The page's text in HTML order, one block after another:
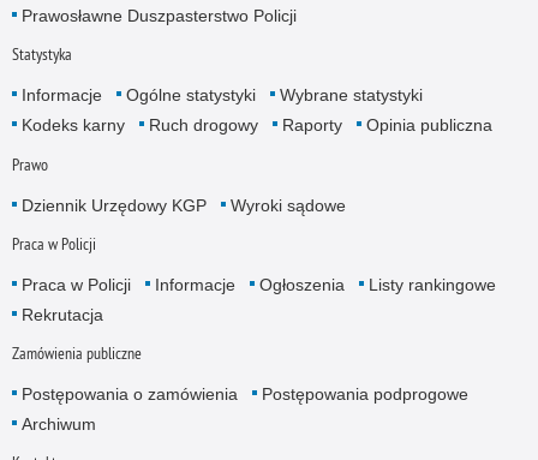
Prawosławne Duszpasterstwo Policji
Statystyka
Informacje Ogólne statystyki
Wybrane statystyki
Kodeks karny
Ruch drogowy Raporty Opinia publiczna
Prawo
Dziennik Urzędowy KGP Wyroki sądowe
Praca w Policji
Praca w Policji Informacje Ogłoszenia
Listy rankingowe
Rekrutacja
Zamówienia publiczne
Postępowania o zamówienia
Postępowania podprogowe
Archiwum